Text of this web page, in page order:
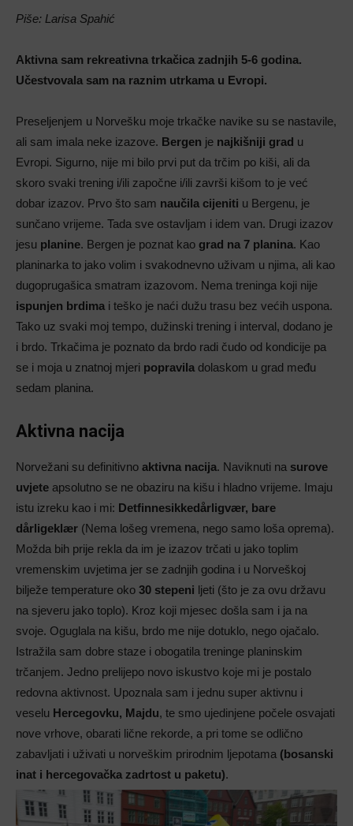
Piše: Larisa Spahić
Aktivna sam rekreativna trkačica zadnjih 5-6 godina.
Učestvovala sam na raznim utrkama u Evropi.
Preseljenjem u Norvešku moje trkačke navike su se nastavile,
ali sam imala neke izazove. Bergen je najkišniji grad u
Evropi. Sigurno, nije mi bilo prvi put da trčim po kiši, ali da
skoro svaki trening i/ili započne i/ili završi kišom to je već
dobar izazov. Prvo što sam naučila cijeniti u Bergenu, je
sunčano vrijeme. Tada sve ostavljam i idem van. Drugi izazov
jesu planine. Bergen je poznat kao grad na 7 planina. Kao
planinarka to jako volim i svakodnevno uživam u njima, ali kao
dugoprugašica smatram izazovom. Nema treninga koji nije
ispunjen brdima i teško je naći dužu trasu bez većih uspona.
Tako uz svaki moj tempo, dužinski trening i interval, dodano je
i brdo. Trkačima je poznato da brdo radi čudo od kondicije pa
se i moja u znatnoj mjeri popravila dolaskom u grad među
sedam planina.
Aktivna nacija
Norvežani su definitivno aktivna nacija. Naviknuti na surove
uvjete apsolutno se ne obaziru na kišu i hladno vrijeme. Imaju
istu izreku kao i mi: Detfinnesikkedårligvær, bare
dårligeklær (Nema lošeg vremena, nego samo loša oprema).
Možda bih prije rekla da im je izazov trčati u jako toplim
vremenskim uvjetima jer se zadnjih godina i u Norveškoj
bilježe temperature oko 30 stepeni ljeti (što je za ovu državu
na sjeveru jako toplo). Kroz koji mjesec došla sam i ja na
svoje. Oguglala na kišu, brdo me nije dotuklo, nego ojačalo.
Istražila sam dobre staze i obogatila treninge planinskim
trčanjem. Jedno prelijepo novo iskustvo koje mi je postalo
redovna aktivnost. Upoznala sam i jednu super aktivnu i
veselu Hercegovku, Majdu, te smo ujedinjene počele osvajati
nove vrhove, obarati lične rekorde, a pri tome se odlično
zabavljati i uživati u norveškim prirodnim ljepotama (bosanski
inat i hercegovačka zadrtost u paketu).